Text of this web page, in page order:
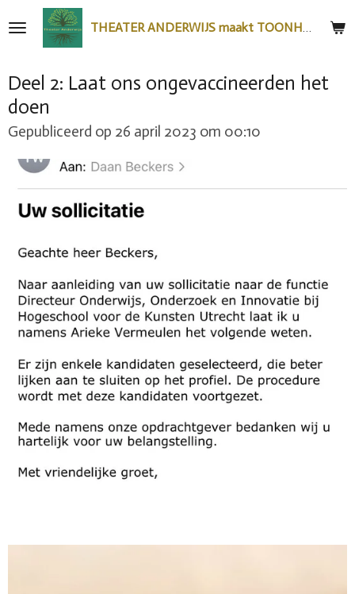
de
hoofdinhoud
THEATER ANDERWIJS maakt TOONHEEL
Deel 2: Laat ons ongevaccineerden het
doen
Gepubliceerd op 26 april 2023 om 00:10